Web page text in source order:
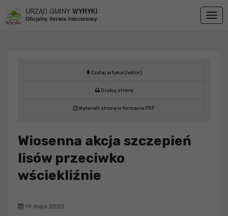
URZĄD GMINY WYRYKI
Oficjalny Serwis Internetowy
Czytaj artykuł (lektor)
Drukuj stronę
Wyświetl stronę w formacie PDF
Wiosenna akcja szczepień
lisów przeciwko
wściekliźnie
19 maja 2020